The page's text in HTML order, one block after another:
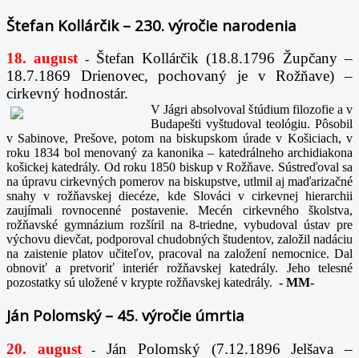
Štefan Kollárčik – 230. výročie narodenia
18. august -
Štefan Kollárčik (18.8.1796 Župčany –
18.7.1869 Drienovec, pochovaný je v Rožňave) –
cirkevný hodnostár.
V Jágri absolvoval štúdium filozofie a v
Budapešti vyštudoval teológiu. Pôsobil
v Sabinove, Prešove, potom na biskupskom úrade v Košiciach, v
roku 1834 bol menovaný za kanonika – katedrálneho archidiakona
košickej katedrály. Od roku 1850 biskup v Rožňave. Sústreďoval sa
na úpravu cirkevných pomerov na biskupstve, utlmil aj maďarizačné
snahy v rožňavskej diecéze, kde Slováci v cirkevnej hierarchii
zaujímali rovnocenné postavenie. Mecén cirkevného školstva,
rožňavské gymnázium rozšíril na 8-triedne, vybudoval ústav pre
výchovu dievčat, podporoval chudobných študentov, založil nadáciu
na zaistenie platov učiteľov, pracoval na založení nemocnice. Dal
obnoviť a pretvoriť interiér rožňavskej katedrály. Jeho telesné
pozostatky sú uložené v krypte rožňavskej katedrály. - MM-
Ján Polomský – 45. výročie úmrtia
20. august-
Ján Polomský (7.12.1896 Jelšava –